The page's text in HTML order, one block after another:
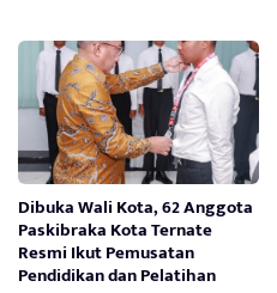
Dibuka Wali Kota, 62 Anggota
Paskibraka Kota Ternate
Resmi Ikut Pemusatan
Pendidikan dan Pelatihan